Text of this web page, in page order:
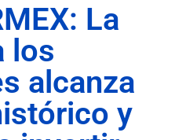
La
los
alcanza
y